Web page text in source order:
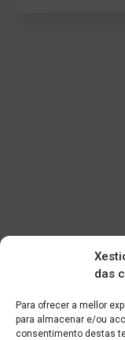
das
Para ofrecer a mellor
para almacenar e/ou
consentimento destas